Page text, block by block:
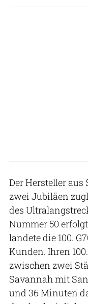
Der Hersteller aus
zwei Jubiläen
des
Nummer 50
landete die 100.
Kunden. Ihren
zwischen zwei
Savannah mit
und 36 Minuten